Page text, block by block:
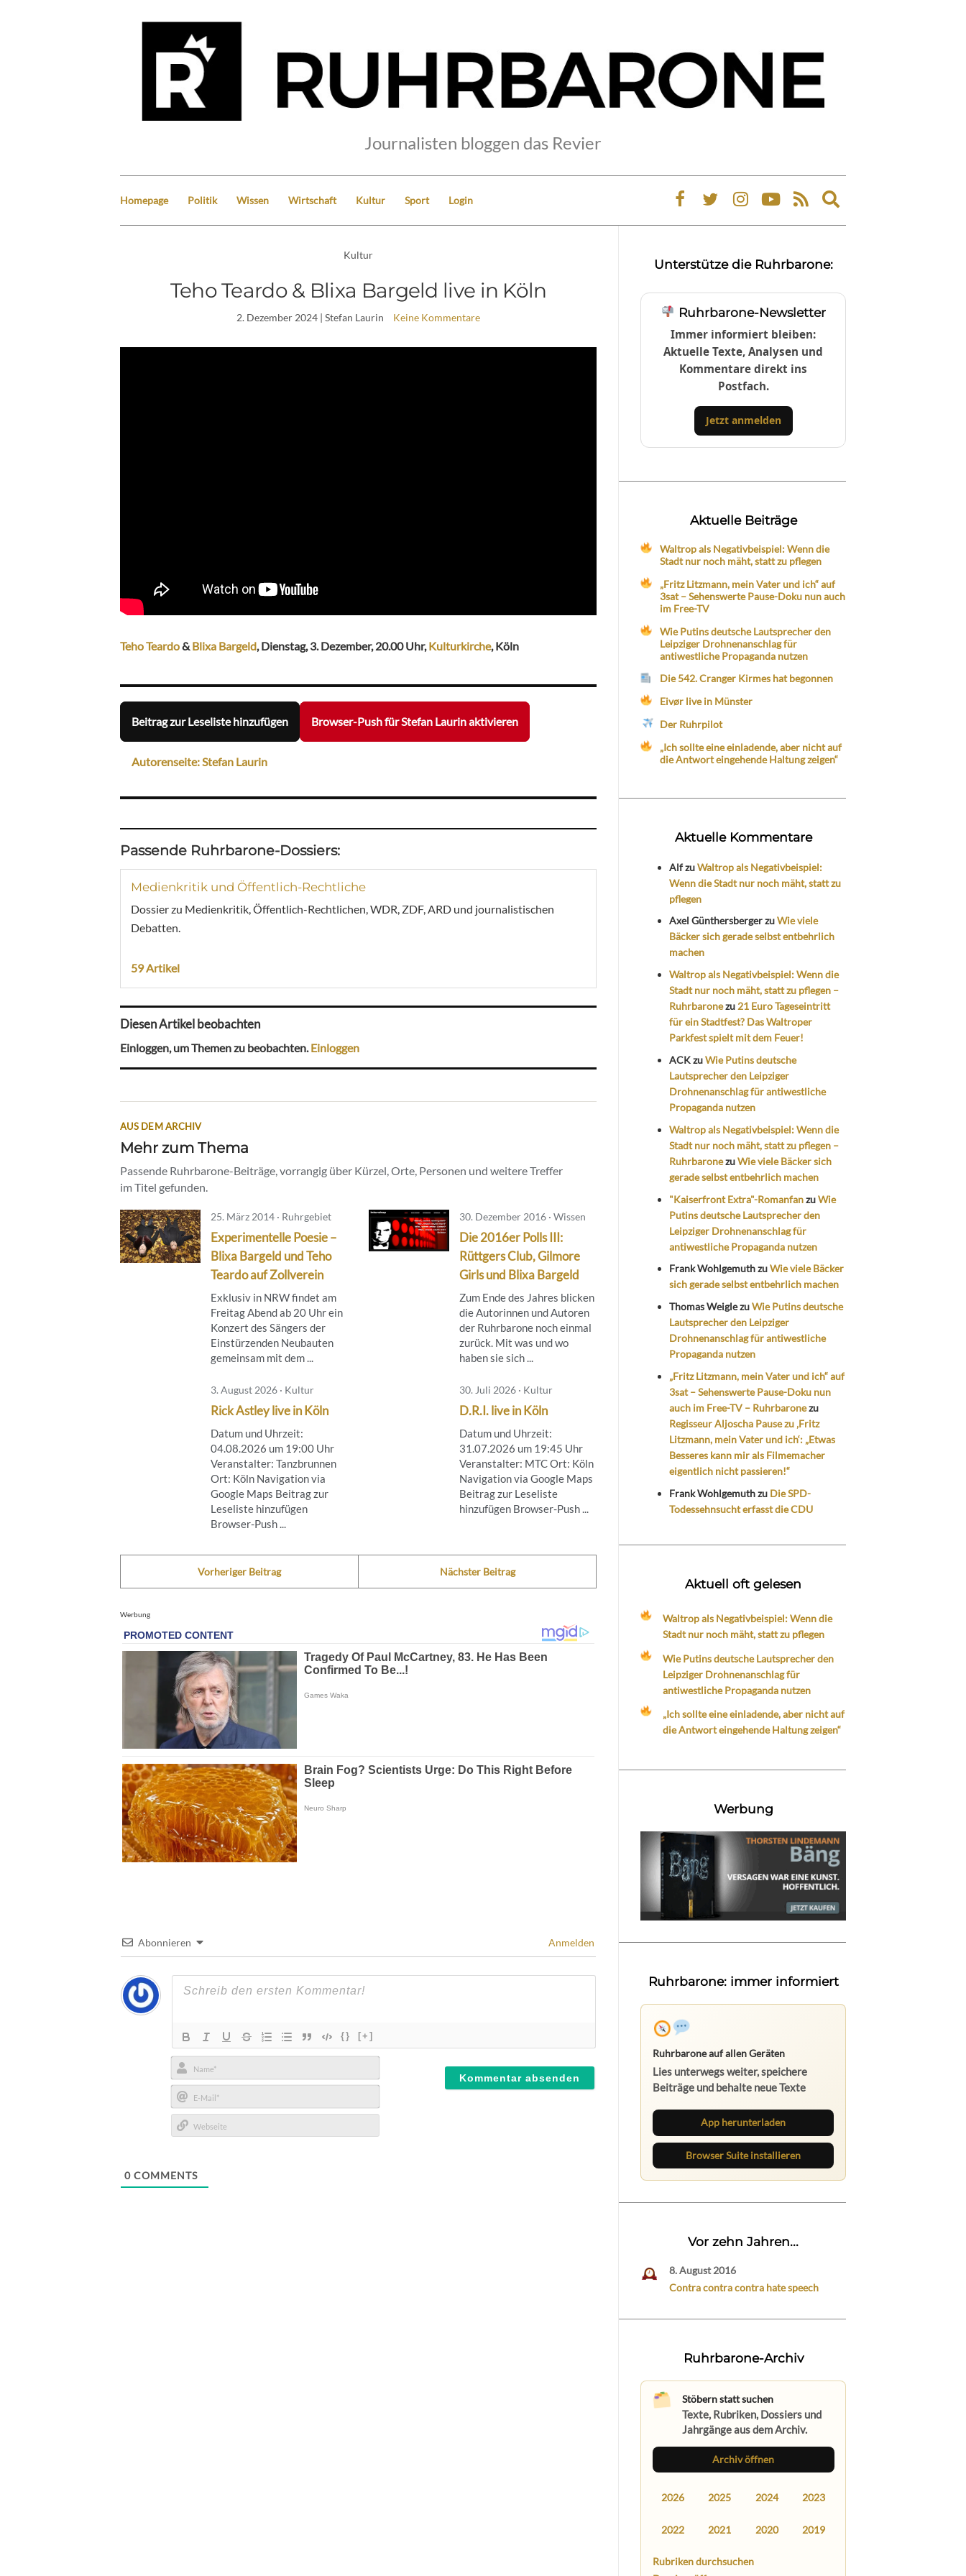
Journalisten bloggen das Revier
Homepage Politik Wissen Wirtschaft Kultur Sport Login
Expand
search
Kultur
Teho Teardo & Blixa Bargeld live in Köln
2. Dezember 2024 | Stefan Laurin Keine Kommentare
Teho Teardo& Blixa Bargeld, Dienstag, 3. Dezember, 20.00 Uhr,Kulturkirche, Köln
Beitrag zur Leseliste hinzufügen Browser-Push für Stefan Laurin aktivieren
Autorenseite: Stefan Laurin
Passende Ruhrbarone-Dossiers:
Medienkritik und Öffentlich-Rechtliche
Dossier zu Medienkritik, Öffentlich-Rechtlichen, WDR, ZDF, ARD und journalistischen
Debatten.
59 Artikel
Diesen Artikel beobachten
Einloggen, um Themen zu beobachten.Einloggen
AUS DEM ARCHIV
Mehr zum Thema
Passende Ruhrbarone-Beiträge, vorrangig über Kürzel, Orte, Personen und weitere Treffer
im Titel gefunden.
25. März 2014 · Ruhrgebiet
Experimentelle Poesie –
Blixa Bargeld und Teho
Teardo auf Zollverein
Exklusiv in NRW findet am
Freitag Abend ab 20 Uhr ein
Konzert des Sängers der
Einstürzenden Neubauten
gemeinsam mit dem ...
30. Dezember 2016 · Wissen
Die 2016er Polls III:
Rüttgers Club, Gilmore
Girls und Blixa Bargeld
Zum Ende des Jahres blicken
die Autorinnen und Autoren
der Ruhrbarone noch einmal
zurück. Mit was und wo
haben sie sich ...
3. August 2026 · Kultur
Rick Astley live in Köln
Datum und Uhrzeit:
04.08.2026 um 19:00 Uhr
Veranstalter: Tanzbrunnen
Ort: Köln Navigation via
Google Maps Beitrag zur
Leseliste hinzufügen
Browser-Push ...
30. Juli 2026 · Kultur
D.R.I. live in Köln
Datum und Uhrzeit:
31.07.2026 um 19:45 Uhr
Veranstalter: MTC Ort: Köln
Navigation via Google Maps
Beitrag zur Leseliste
hinzufügen Browser-Push ...
Vorheriger Beitrag Nächster Beitrag
Werbung
Abonnieren Anmelden
{} [+]
Name*
E-
Mail*
0 COMMENTS
Unterstütze die Ruhrbarone:
Ruhrbarone-Newsletter
Immer informiert bleiben:
Aktuelle Texte, Analysen und
Kommentare direkt ins
Postfach.
Jetzt anmelden
Aktuelle Beiträge
Waltrop als Negativbeispiel: Wenn die
Stadt nur noch mäht, statt zu pflegen
„Fritz Litzmann, mein Vater und ich“ auf
3sat – Sehenswerte Pause-Doku nun auch
im Free-TV
Wie Putins deutsche Lautsprecher den
Leipziger Drohnenanschlag für
antiwestliche Propaganda nutzen
Die 542. Cranger Kirmes hat begonnen
Eivør live in Münster
Der Ruhrpilot
„Ich sollte eine einladende, aber nicht auf
die Antwort eingehende Haltung zeigen“
Aktuelle Kommentare
AlfzuWaltrop als Negativbeispiel:
Wenn die Stadt nur noch mäht, statt zu
pflegen
Axel GünthersbergerzuWie viele
Bäcker sich gerade selbst entbehrlich
machen
Waltrop als Negativbeispiel: Wenn die
Stadt nur noch mäht, statt zu pflegen –
Ruhrbaronezu 21 Euro Tageseintritt
für ein Stadtfest? Das Waltroper
Parkfest spielt mit dem Feuer!
ACKzuWie Putins deutsche
Lautsprecher den Leipziger
Drohnenanschlag für antiwestliche
Propaganda nutzen
Waltrop als Negativbeispiel: Wenn die
Stadt nur noch mäht, statt zu pflegen –
RuhrbaronezuWie viele Bäcker sich
gerade selbst entbehrlich machen
"Kaiserfront Extra"-RomanfanzuWie
Putins deutsche Lautsprecher den
Leipziger Drohnenanschlag für
antiwestliche Propaganda nutzen
Frank WohlgemuthzuWie viele Bäcker
sich gerade selbst entbehrlich machen
Thomas WeiglezuWie Putins deutsche
Lautsprecher den Leipziger
Drohnenanschlag für antiwestliche
Propaganda nutzen
„Fritz Litzmann, mein Vater und ich“ auf
3sat – Sehenswerte Pause-Doku nun
auch im Free-TV – Ruhrbaronezu
Regisseur Aljoscha Pause zu ‚Fritz
Litzmann, mein Vater und ich‘: „Etwas
Besseres kann mir als Filmemacher
eigentlich nicht passieren!“
Frank Wohlgemuthzu Die SPD-
Todessehnsucht erfasst die CDU
Aktuell oft gelesen
Waltrop als Negativbeispiel: Wenn die
Stadt nur noch mäht, statt zu pflegen
Wie Putins deutsche Lautsprecher den
Leipziger Drohnenanschlag für
antiwestliche Propaganda nutzen
„Ich sollte eine einladende, aber nicht auf
die Antwort eingehende Haltung zeigen“
Werbung
Ruhrbarone: immer informiert
Ruhrbarone auf allen Geräten
Lies unterwegs weiter, speichere
Beiträge und behalte neue Texte
App herunterladen
Browser Suite installieren
Vor zehn Jahren...
8. August 2016
Contra contra contra hate speech
Ruhrbarone-Archiv
Stöbern statt suchen
Texte, Rubriken, Dossiers und
Jahrgänge aus dem Archiv.
Archiv öffnen
2026 2025 2024 2023
2022 2021 2020 2019
Rubriken durchsuchen